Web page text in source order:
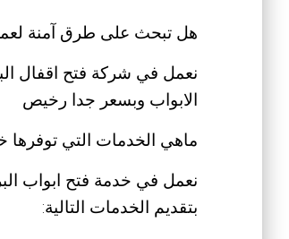
هل تبحث على طرق آمنة
نعمل في شركة فتح اقفال
الابواب وبسعر جدا رخيص
ماهي الخدمات التي توفرها
نعمل في خدمة فتح ابواب البر
بتقديم الخدمات التالية: